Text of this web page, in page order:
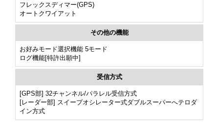
フレックスディマー(GPS)
オートクワイアット
その他の機能
お好みモード選択機能 5モード
ログ機能[特許出願中]
受信方式
[GPS部] 32チャンネル/パラレル受信方式
[レーダー部] スイープオシレーター式ダブルスーパーへテロダ
イン方式